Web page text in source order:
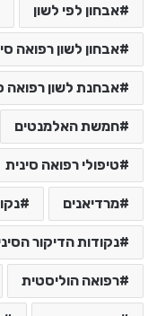
אבחון לפי לשון
אבחון לשון רפואה
אבחנת לשון רפואה
חמשת האלמנטים
טיפולי רפואה סינית
מרדיאנים
נקודות הדיקור
רפואה הוליסטית